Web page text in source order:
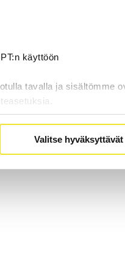
käyttöön
tavalla ja sisältömme
Valitse hyväksyttävät